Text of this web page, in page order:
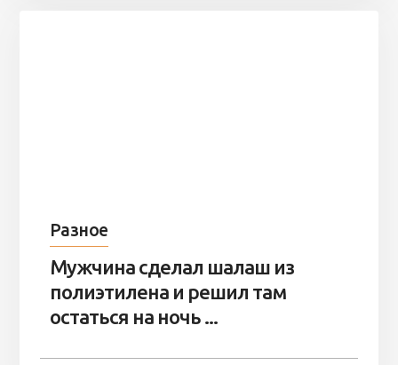
Разное
Мужчина сделал шалаш из
полиэтилена и решил там
остаться на ночь ...